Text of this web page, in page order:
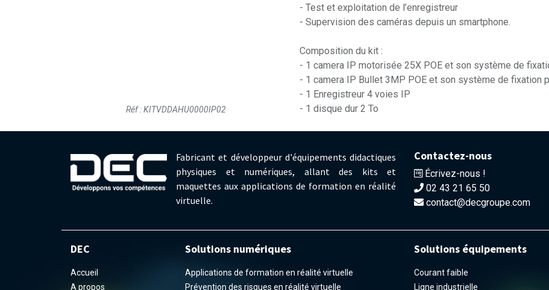
Réf : KITVDDAHU0000IP02
- Test et exploitation de l’enregistreur
- Supervision des caméras depuis un smartphone.
Composition du kit :
- 1 camera IP motorisée 25X POE et son système de
- 1 camera IP Bullet 3MP POE et son système de fixation
- 1 Enregistreur 4 voies IP
- 1 disque dur 2 To
Fabricant et développeur d'équipements didactiques
physiques et numériques, allant des kits et
maquettes aux applications de formation en réalité
virtuelle.
Contactez-nous
Écrivez-nous !
02 43 21 65 50
contact@decgroupe.com
DEC
Accueil
A propos
Solutions numériques
Applications de formation en réalité virtuelle
Prévention des risques en réalité virtuelle
Solutions équipements
Courant faible
Ligne industrielle